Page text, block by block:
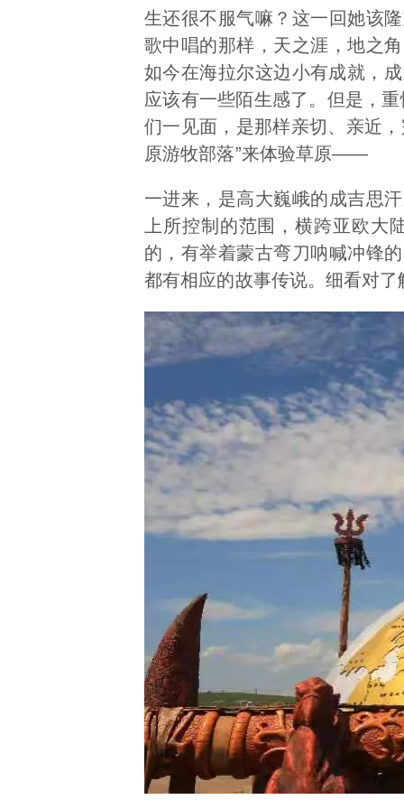
生还很不服气嘛？这一回她该
歌中唱的那样，天之涯，地之
如今在海拉尔这边小有成就，
应该有一些陌生感了。但是，
们一见面，是那样亲切、亲近
原游牧部落”来体验草原——
一进来，是高大巍峨的成吉思
上所控制的范围，横跨亚欧
的，有举着蒙古弯刀呐喊冲锋
都有相应的故事传说。细看对